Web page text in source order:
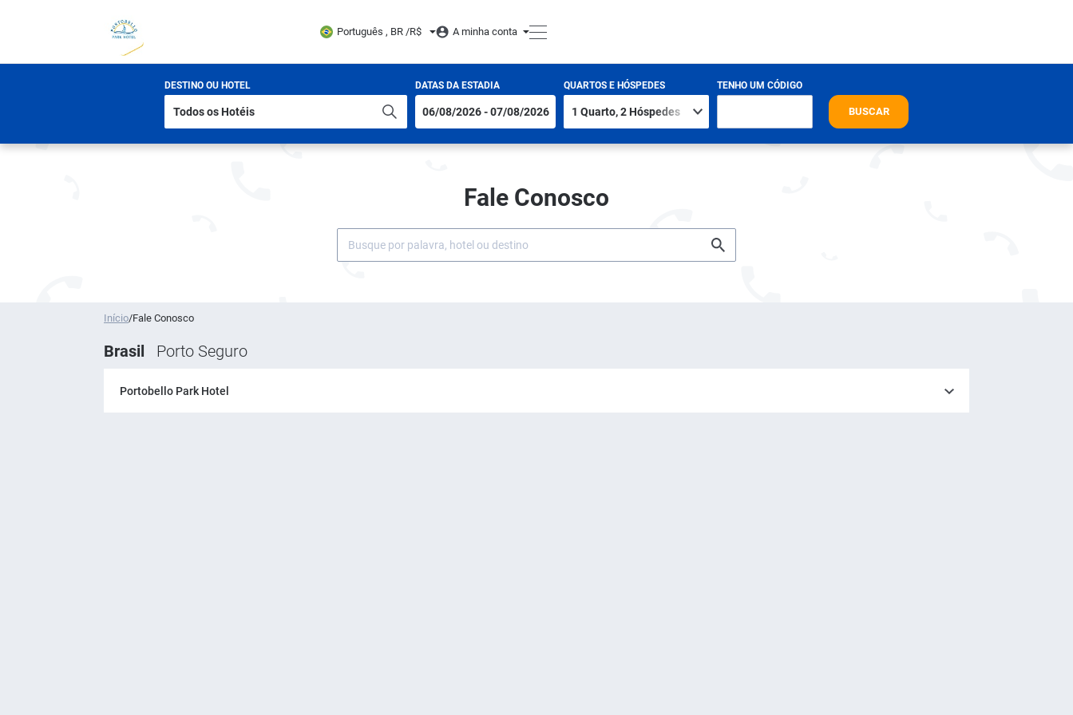
Português , BR /R$ A minha conta
DESTINO OU HOTEL DATAS DA ESTADIA QUARTOS E HÓSPEDES TENHO UM CÓDIGO
BUSCAR
Fale Conosco
Início/Fale Conosco
Brasil Porto Seguro
Portobello Park Hotel